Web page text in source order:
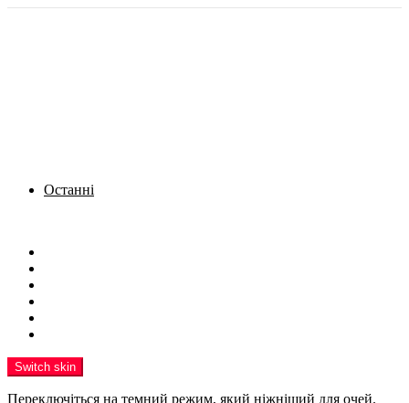
Останні
Switch skin
Переключіться на темний режим, який ніжніший для очей.